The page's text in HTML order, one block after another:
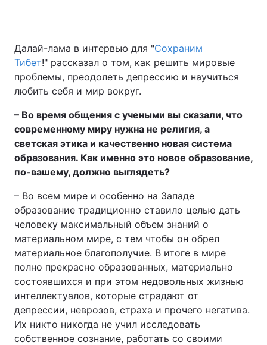
Київ Львів
Дніпро Харків
Спорт Наука
Техно і зв'язок Лайт
Зброя Інциденти
Здоров'я Туризм
Цікавинки Погода
Відео з Youtube Статті
Інтерв'ю Думки
Далай-лама в интервью для "Сохраним
Тибет!" рассказал о том, как решить мировые
проблемы, преодолеть депрессию и научиться
любить себя и мир вокруг.
– Во время общения с учеными вы сказали, что
современному миру нужна не религия, а
светская этика и качественно новая система
образования. Как именно это новое образование,
по-вашему, должно выглядеть?
– Во всем мире и особенно на Западе
образование традиционно ставило целью дать
человеку максимальный объем знаний о
материальном мире, с тем чтобы он обрел
материальное благополучие. В итоге в мире
полно прекрасно образованных, материально
состоявшихся и при этом недовольных жизнью
интеллектуалов, которые страдают от
депрессии, неврозов, страха и прочего негатива.
Их никто никогда не учил исследовать
собственное сознание, работать со своими